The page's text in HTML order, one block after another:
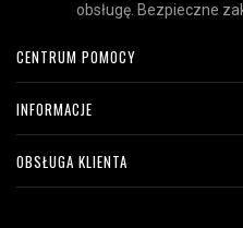
obsługę. Bezpieczne
CENTRUM POMOCY
INFORMACJE
OBSŁUGA KLIENTA